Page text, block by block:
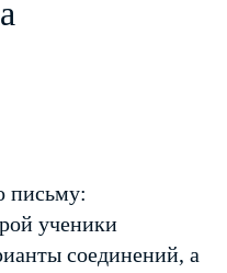
письму:
ученики
соединений, а